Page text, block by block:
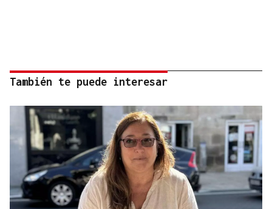
También te puede interesar